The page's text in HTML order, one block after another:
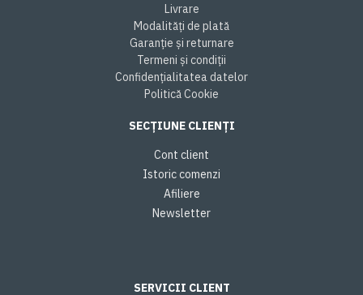
Livrare
Modalități de plată
Garanție și returnare
Termeni și condiții
Confidențialitatea datelor
Politică Cookie
SECȚIUNE CLIENȚI
Cont client
Istoric comenzi
Afiliere
Newsletter
SERVICII CLIENT